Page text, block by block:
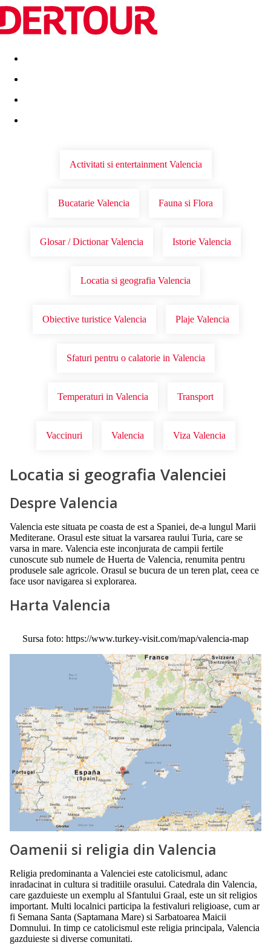
Destinatii Vacanta perfecta OFERTE DE NERATAT
Activitati si entertainment Valencia
Bucatarie Valencia Fauna si Flora
Glosar / Dictionar Valencia Istorie Valencia
Locatia si geografia Valencia
Obiective turistice Valencia Plaje Valencia
Sfaturi pentru o calatorie in Valencia
Temperaturi in Valencia Transport
Vaccinuri Valencia Viza Valencia
Locatia si geografia Valenciei
Despre Valencia
Valencia este situata pe coasta de est a Spaniei, de-a lungul Marii
Mediterane. Orasul este situat la varsarea raului Turia, care se
varsa in mare. Valencia este inconjurata de campii fertile
cunoscute sub numele de Huerta de Valencia, renumita pentru
produsele sale agricole. Orasul se bucura de un teren plat, ceea ce
face usor navigarea si explorarea.
Harta Valencia
Sursa foto: https://www.turkey-visit.com/map/valencia-map
Oamenii si religia din Valencia
Religia predominanta a Valenciei este catolicismul, adanc
inradacinat in cultura si traditiile orasului. Catedrala din Valencia,
care gazduieste un exemplu al Sfantului Graal, este un sit religios
important. Multi localnici participa la festivaluri religioase, cum ar
fi Semana Santa (Saptamana Mare) si Sarbatoarea Maicii
Domnului. In timp ce catolicismul este religia principala, Valencia
gazduieste si diverse comunitati.